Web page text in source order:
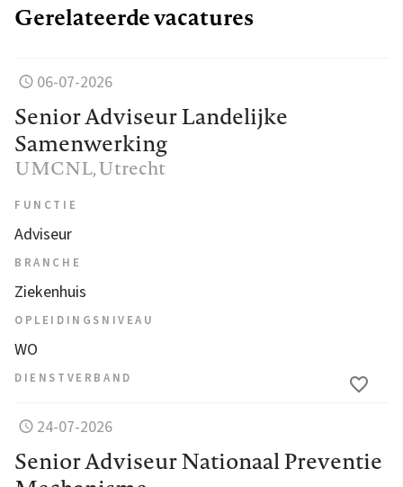
Gerelateerde vacatures
06-07-2026
Senior Adviseur Landelijke
Samenwerking
UMCNL, Utrecht
FUNCTIE
Adviseur
BRANCHE
Ziekenhuis
OPLEIDINGSNIVEAU
WO
DIENSTVERBAND
24-07-2026
Senior Adviseur Nationaal Preventie